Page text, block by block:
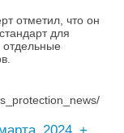
отметил, что он
для